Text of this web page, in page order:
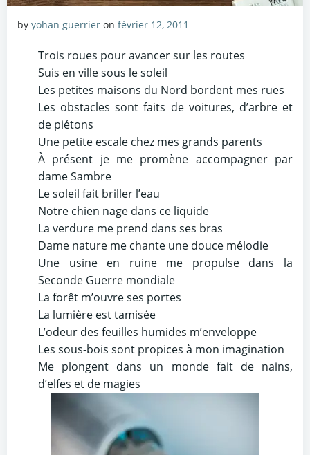
by yohan guerrier on février 12, 2011
Trois roues pour avancer sur les routes
Suis en ville sous le soleil
Les petites maisons du Nord bordent mes rues
Les obstacles sont faits de voitures, d’arbre et
de piétons
Une petite escale chez mes grands parents
À présent je me promène accompagner par
dame Sambre
Le soleil fait briller l’eau
Notre chien nage dans ce liquide
La verdure me prend dans ses bras
Dame nature me chante une douce mélodie
Une usine en ruine me propulse dans la
Seconde Guerre mondiale
La forêt m’ouvre ses portes
La lumière est tamisée
L’odeur des feuilles humides m’enveloppe
Les sous-bois sont propices à mon imagination
Me plongent dans un monde fait de nains,
d’elfes et de magies